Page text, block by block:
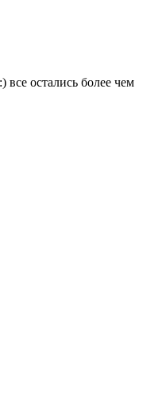
остались более чем